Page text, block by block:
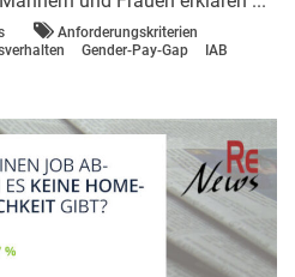
Anforderungskriterien
Gender-Pay-Gap IAB